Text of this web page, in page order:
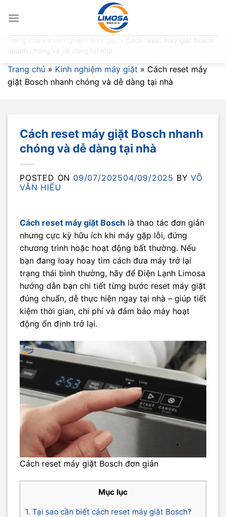
Cách reset máy giặt Bosch
nhanh chóng và dễ dàng tại nhà
Trang chủ » Kinh nghiệm máy giặt » Cách reset máy
giặt Bosch nhanh chóng và dễ dàng tại nhà
Cách reset máy giặt Bosch nhanh
chóng và dễ dàng tại nhà
POSTED ON 09/07/202504/09/2025 BYVÕ
VĂN HIẾU
Cách reset máy giặt Bosch là thao tác đơn giản
nhưng cực kỳ hữu ích khi máy gặp lỗi, đứng
chương trình hoặc hoạt động bất thường. Nếu
bạn đang loay hoay tìm cách đưa máy trở lại
trạng thái bình thường, hãy để Điện Lạnh Limosa
hướng dẫn bạn chi tiết từng bước reset máy giặt
đúng chuẩn, dễ thực hiện ngay tại nhà – giúp tiết
kiệm thời gian, chi phí và đảm bảo máy hoạt
động ổn định trở lại.
Cách reset máy giặt Bosch đơn giản
Mục lục
1. Tại sao cần biết cách reset máy giặt Bosch?